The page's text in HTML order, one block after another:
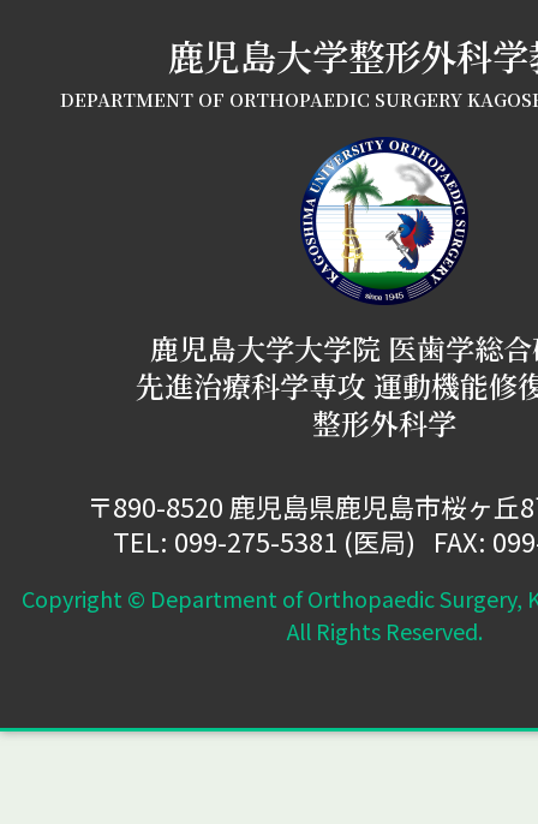
鹿児島大学整形外科
DEPARTMENT OF ORTHOPAEDIC SURGERY
鹿児島大学大学院 医歯学総
先進治療科学専攻 運動機能修
整形外科学
〒890-8520 鹿児島県鹿児島市桜ヶ丘
TEL: 099-275-5381 (医局) FAX:
Copyright © Department of Orthopaedic Surgery,
All Rights Reserved.